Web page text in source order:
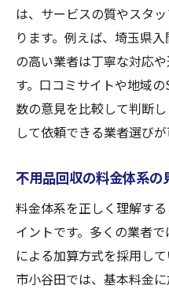
は、サービスの質やスタ
ります。例えば、埼玉県
の高い業者は丁寧な対応
す。口コミサイトや地域
数の意見を比較して判断
して依頼できる業者選びが
不用品回収の料金体系の
料金体系を正しく理解す
イントです。多くの業者
による加算方式を採用し
市小谷田では、基本料金